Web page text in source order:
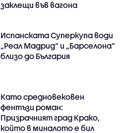
заклещи във вагона
Испанската Суперкупа води
„Реал Мадрид“ и „Барселона“
близо до България
Като средновековен
фентъзи роман:
Призрачният град Крако,
който в миналото е бил